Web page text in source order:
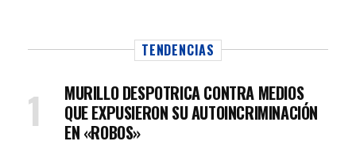
TENDENCIAS
MURILLO DESPOTRICA CONTRA MEDIOS
QUE EXPUSIERON SU AUTOINCRIMINACIÓN
EN «ROBOS»